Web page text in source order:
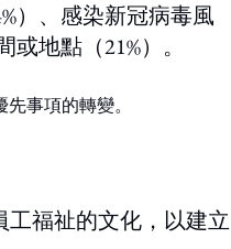
）、感染新冠病毒風
地點（21%）。
先事項的轉變。
福祉的文化，以建立